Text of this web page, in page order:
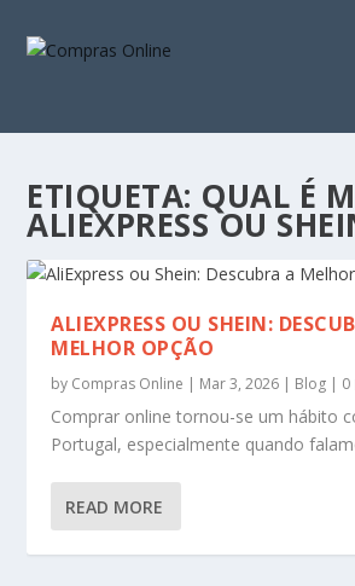
ETIQUETA: QUAL É
ALIEXPRESS OU
ALIEXPRESS OU SHEIN:
MELHOR OPÇÃO
by Compras Online | Mar 3, 2026 | Blog | 0
Comprar online tornou-se um hábito
Portugal, especialmente quando
READ MORE